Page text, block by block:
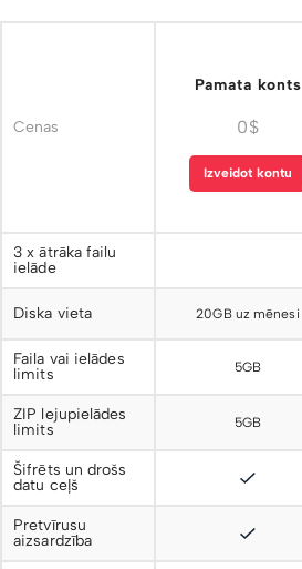
Cenas
Pamata konts
0$
Izveidot kontu
3 x ātrāka failu
ielāde
Diska vieta 20GB uz mēnesi
Faila vai ielādes
limits
5GB
ZIP lejupielādes
limits
5GB
Šifrēts un drošs
datu ceļš
Pretvīrusu
aizsardzība